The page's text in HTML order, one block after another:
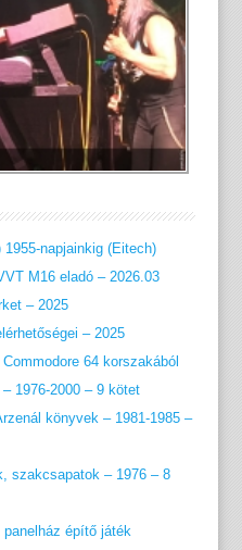
napjainkig (Eitech)
M16 eladó – 2026.03
– 2025
– 2025
64 korszakából
1976-2000 – 9 kötet
könyvek – 1981-1985 –
szakcsapatok – 1976 – 8
építő játék